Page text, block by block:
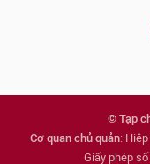
© Tạp
Cơ quan chủ quản:
Giấy phép